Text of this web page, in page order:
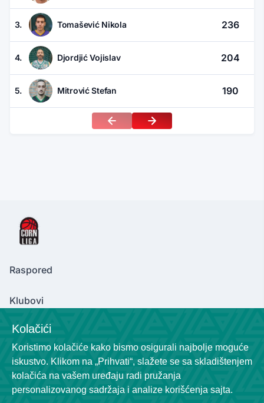
3. Tomašević Nikola 236
4. Djordjić Vojislav 204
5. Mitrović Stefan 190
Raspored
Klubovi
Contact Us
cornliga@gmail.com
Kolačići
Koristimo kolačiće kako bismo osigurali najbolje moguće
iskustvo. Klikom na „Prihvati“, slažete se sa skladištenjem
kolačića na vašem uređaju radi pružanja
personalizovanog sadržaja i analize korišćenja sajta.